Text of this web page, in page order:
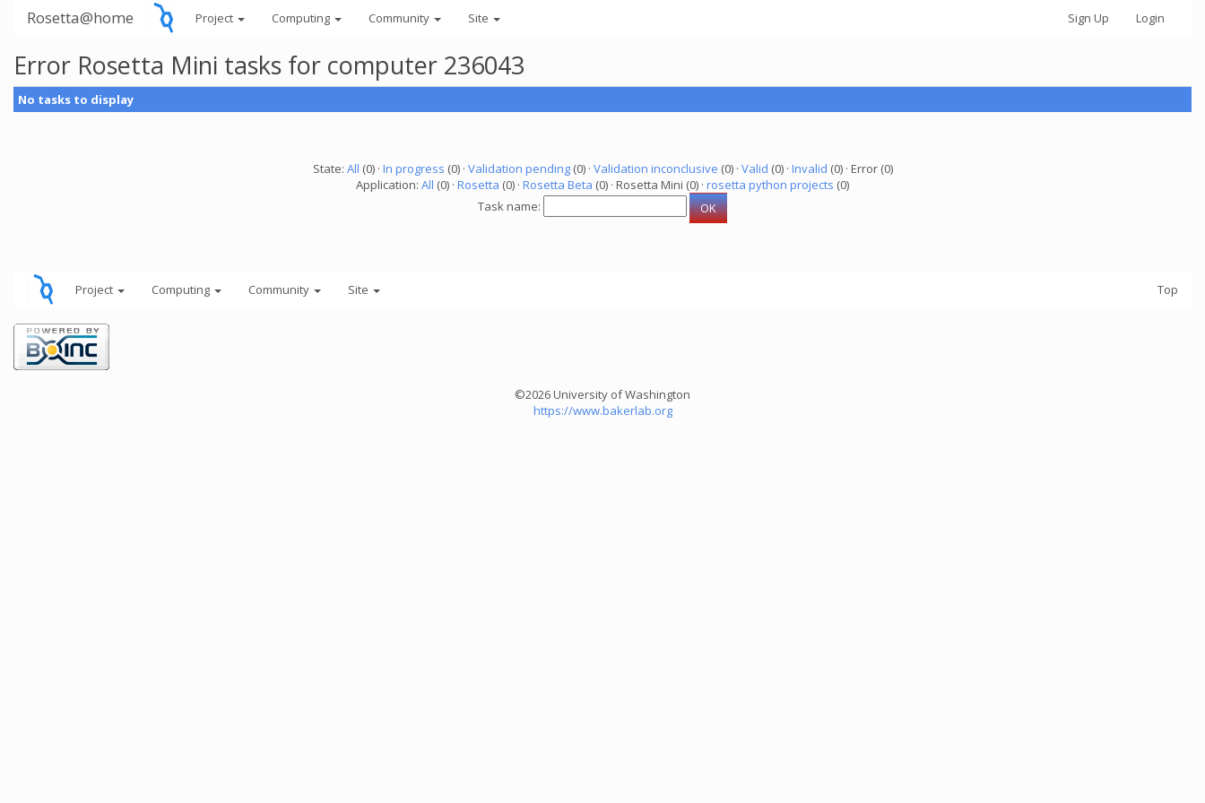
Rosetta@home Project Computing Community Site Sign Up Login
Error Rosetta Mini tasks for computer 236043
No tasks to display
State: All (0) · In progress (0) · Validation pending(0) · Validation inconclusive (0) · Valid (0) · Invalid (0) · Error (0)
Application: All (0) · Rosetta (0) · Rosetta Beta (0) · Rosetta Mini (0) · rosetta python projects (0)
Task name:
Project Computing Community Site Top
©2026 University of Washington
https://www.bakerlab.org